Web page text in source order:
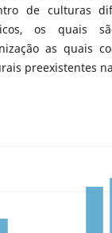
de culturas
os quais
as quais
preexistentes